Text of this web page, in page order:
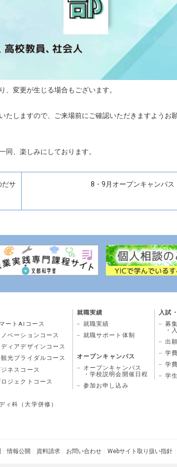
、変更が生じる場合もございます。
たしますので、ご来場前にご確認いただきますようお
同、楽しみにしております。
だサ
8・9月オープンキャンパス
ートAIコース
ベーションコース
ィアデザインコース
光ブライダルコース
ネスコース
ジェクトコース
ィ科（大学併修）
就職実績
就職実績
就職サポート体制
オープンキャンパス
オープンキャンパス
・学校説明会開催日程
参加お申し込み
入試
募
・
出
学費
学
学
情報公開 資料請求 お問い合わせ Webサイト取り扱い指針